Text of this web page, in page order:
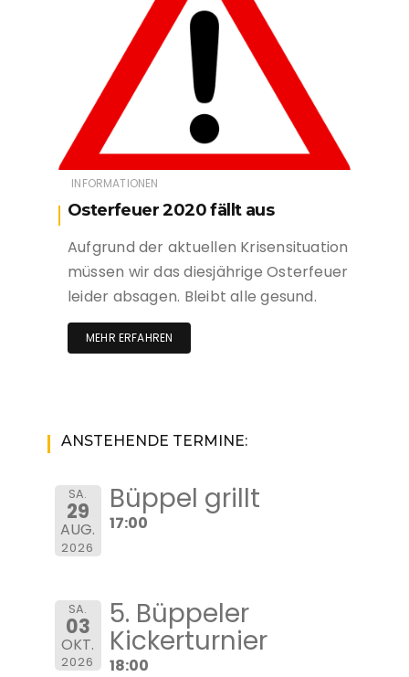
INFORMATIONEN
Osterfeuer 2020 fällt aus
Aufgrund der aktuellen Krisensituation
müssen wir das diesjährige Osterfeuer
leider absagen. Bleibt alle gesund.
MEHR ERFAHREN
ANSTEHENDE TERMINE:
SA.
29
AUG.
2026
Büppel grillt
17:00
SA.
03
OKT.
2026
5. Büppeler
Kickerturnier
18:00